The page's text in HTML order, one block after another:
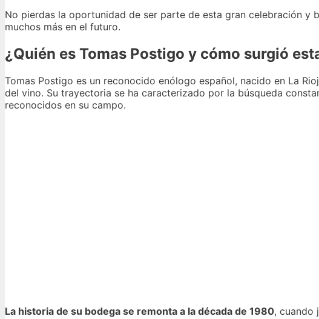
No pierdas la oportunidad de ser parte de esta gran celebración y
muchos más en el futuro.
¿Quién es Tomas Postigo y cómo surgió
Tomas Postigo es un reconocido enólogo español, nacido en La
del vino. Su trayectoria se ha caracterizado por la búsqueda
reconocidos en su campo.
La historia de su bodega se remonta a la década de 1980, cuando